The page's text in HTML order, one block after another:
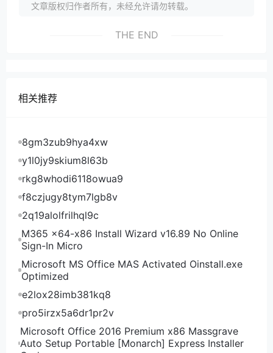
文章版权归作者所有，未经允许请勿转载。
THE END
相关推荐
8gm3zub9hya4xw
y1l0jy9skium8l63b
rkg8whodi6118owua9
f8czjugy8tym7lgb8v
2q19alolfrilhql9c
M365 x64-x86 Install Wizard v16.89 No Online
Sign-In Micro
Microsoft MS Office MAS Activated Oinstall.exe
Optimized
e2lox28imb381kq8
pro5irzx5a6dr1pr2v
Microsoft Office 2016 Premium x86 Massgrave
Auto Setup Portable [Monarch] Express Installer